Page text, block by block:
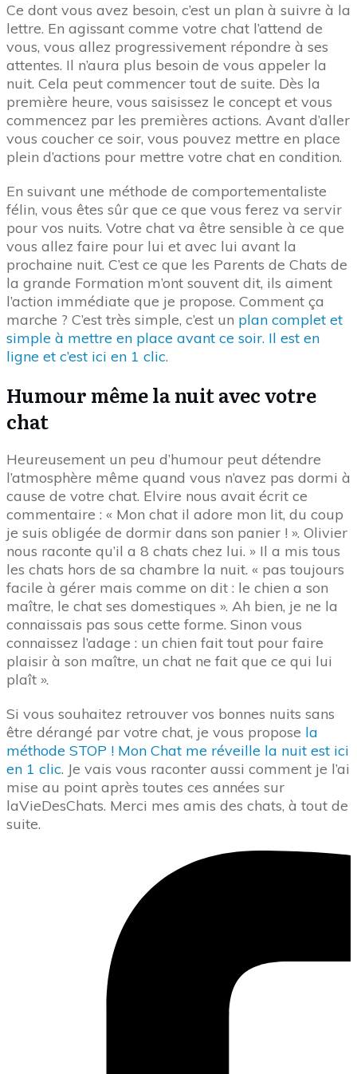
Ce dont vous avez besoin, c’est un plan à suivre à la
lettre. En agissant comme votre chat l’attend de
vous, vous allez progressivement répondre à ses
attentes. Il n’aura plus besoin de vous appeler la
nuit. Cela peut commencer tout de suite. Dès la
première heure, vous saisissez le concept et vous
commencez par les premières actions. Avant d’aller
vous coucher ce soir, vous pouvez mettre en place
plein d’actions pour mettre votre chat en condition.
En suivant une méthode de comportementaliste
félin, vous êtes sûr que ce que vous ferez va servir
pour vos nuits. Votre chat va être sensible à ce que
vous allez faire pour lui et avec lui avant la
prochaine nuit. C’est ce que les Parents de Chats de
la grande Formation m’ont souvent dit, ils aiment
l’action immédiate que je propose. Comment ça
marche ? C’est très simple, c’est un plan complet et
simple à mettre en place avant ce soir. Il est en
ligne et c’est ici en 1 clic.
Humour même la nuit avec votre
chat
Heureusement un peu d’humour peut détendre
l’atmosphère même quand vous n’avez pas dormi à
cause de votre chat. Elvire nous avait écrit ce
commentaire : « Mon chat il adore mon lit, du coup
je suis obligée de dormir dans son panier ! ». Olivier
nous raconte qu’il a 8 chats chez lui. » Il a mis tous
les chats hors de sa chambre la nuit. « pas toujours
facile à gérer mais comme on dit : le chien a son
maître, le chat ses domestiques ». Ah bien, je ne la
connaissais pas sous cette forme. Sinon vous
connaissez l’adage : un chien fait tout pour faire
plaisir à son maître, un chat ne fait que ce qui lui
plaît ».
Si vous souhaitez retrouver vos bonnes nuits sans
être dérangé par votre chat, je vous propose la
méthode STOP ! Mon Chat me réveille la nuit est ici
en 1 clic. Je vais vous raconter aussi comment je l’ai
mise au point après toutes ces années sur
laVieDesChats. Merci mes amis des chats, à tout de
suite.